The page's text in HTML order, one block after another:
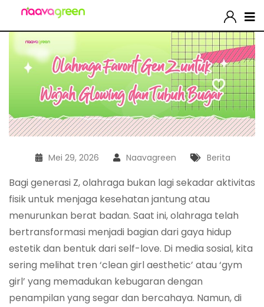
Mei 29, 2026 Naavagreen Berita
Bagi generasi Z, olahraga bukan lagi sekadar aktivitas
fisik untuk menjaga kesehatan jantung atau
menurunkan berat badan. Saat ini, olahraga telah
bertransformasi menjadi bagian dari gaya hidup
estetik dan bentuk dariself-love. Di media sosial, kita
sering melihat tren ‘clean girl aesthetic’ atau ‘gym
girl’ yang memadukan kebugaran dengan
penampilan yang segar dan bercahaya. Namun, di